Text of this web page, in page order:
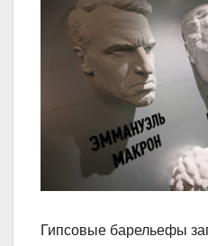
Гипсовые барельефы